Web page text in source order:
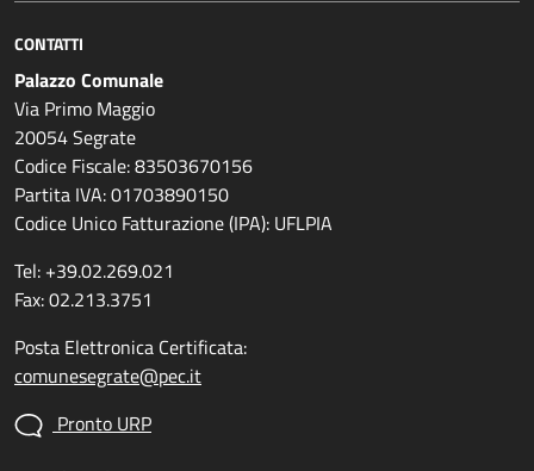
CONTATTI
Palazzo Comunale
Via Primo Maggio
20054 Segrate
Codice Fiscale: 83503670156
Partita IVA: 01703890150
Codice Unico Fatturazione (IPA): UFLPIA
Tel: +39.02.269.021
Fax: 02.213.3751
Posta Elettronica Certificata:
comunesegrate@pec.it
Pronto URP